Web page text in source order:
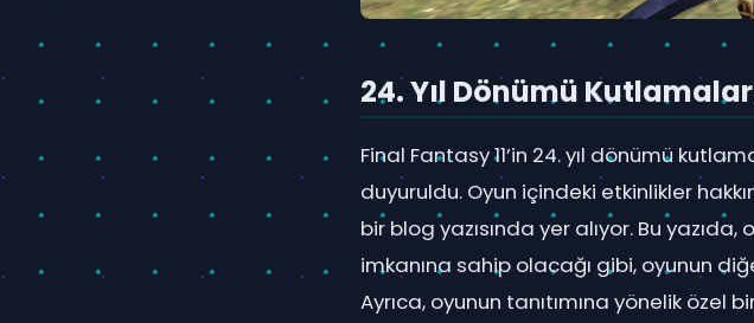
24. Yıl Dönümü
Final Fantasy 11’in 24. yıl dönümü
duyuruldu. Oyun içindeki etkinlikler
bir blog yazısında yer alıyor. Bu
imkanına sahip olacağı gibi, oyunun
Ayrıca, oyunun tanıtımına yönelik özel